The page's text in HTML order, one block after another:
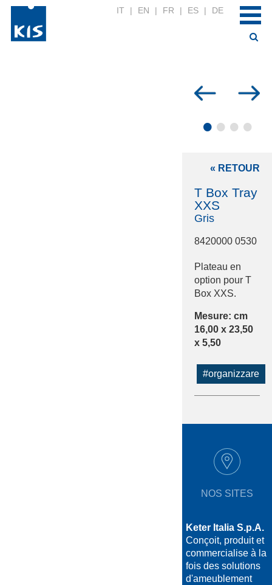
IT | EN | FR | ES | DE
••••
« RETOUR
T Box Tray
XXS
Gris
8420000 0530
Plateau en
option pour T
Box XXS.
Mesure: cm
16,00 x 23,50
x 5,50
#organizzare
NOS SITES
Keter Italia S.p.A.
Conçoit, produit et
commercialise à la
fois des solutions
d'ameublement